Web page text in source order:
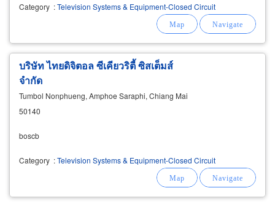
Category :Television Systems & Equipment-Closed Circuit
บริษัท ไทยดิจิตอล ซีเคียวริตี้ ซิสเต็มส์
จำกัด
Tumbol Nonphueng, Amphoe Saraphi, Chiang Mai
50140
boscb
Category :Television Systems & Equipment-Closed Circuit